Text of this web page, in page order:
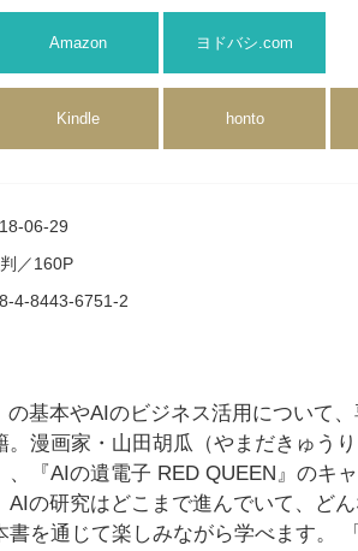
Amazon ヨドバシ.com
Kindle honto
06-29
／160P
4-8443-6751-2
の基本やAIのビジネス活用について
。漫画家・山田胡瓜（やまだきゅう
、『AIの遺電子 RED QUEEN』のキ
AIの研究はどこまで進んでいて、ど
書を通じて楽しみながら学べます。